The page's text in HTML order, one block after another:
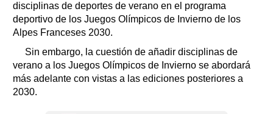
disciplinas de deportes de verano en el programa
deportivo de los Juegos Olímpicos de Invierno de los
Alpes Franceses 2030.
Sin embargo, la cuestión de añadir disciplinas de
verano a los Juegos Olímpicos de Invierno se abordará
más adelante con vistas a las ediciones posteriores a
2030.